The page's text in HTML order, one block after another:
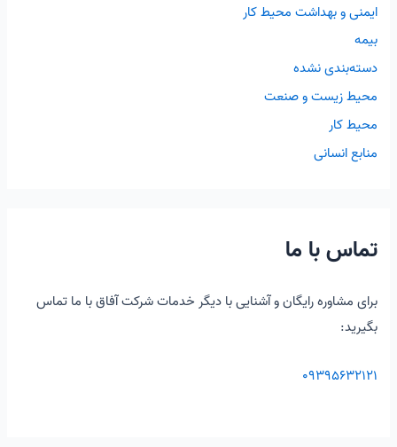
ایمنی و بهداشت محیط کار
بیمه
دسته‌بندی نشده
محیط زیست و صنعت
محیط کار
منابع انسانی
تماس با ما
برای مشاوره رایگان و آشنایی با دیگر خدمات شرکت آفاق با ما تماس
بگیرید:
۰۹۳۹۵۶۳۲۱۲۱